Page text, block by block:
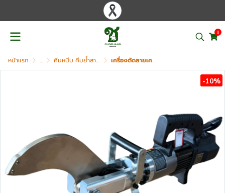
0
หน้าแรก ... คีมหนีบ คีมย้ำสาย คีมตัดสาย ไฮดรอลิค เครื่องตัดสายเคเบิ้ล OKURA รุ่น BACC-135
-10%